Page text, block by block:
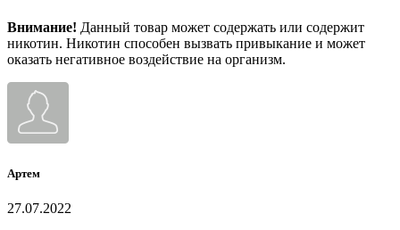
Внимание! Данный товар может содержать или содержит
никотин. Никотин способен вызвать привыкание и может
оказать негативное воздействие на организм.
Артем
27.07.2022